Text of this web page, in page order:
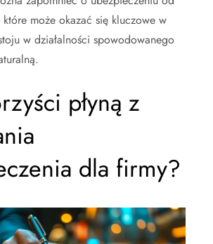
może okazać się kluczowe w
w działalności spowodowanego
płyną z
dla firmy?